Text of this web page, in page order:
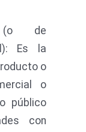
(o de
Es la
o
o
público
con